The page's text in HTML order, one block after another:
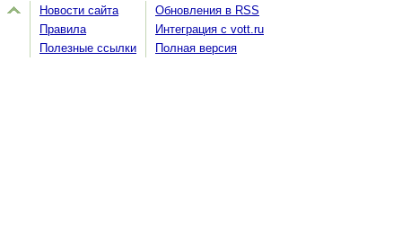
Новости сайта
Правила
Полезные ссылки
Обновления в RSS
Интеграция с vott.ru
Полная версия